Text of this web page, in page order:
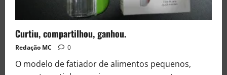
Curtiu, compartilhou, ganhou.
Redação MC 0
O modelo de fatiador de alimentos pequenos,